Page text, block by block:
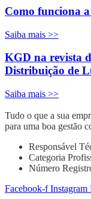
Como funciona
Saiba mais >>
KGD na revista
Distribuição de
Saiba mais >>
Tudo o que a sua
para uma boa gestão
Responsável
Categoria
Número
Facebook-f Instagram